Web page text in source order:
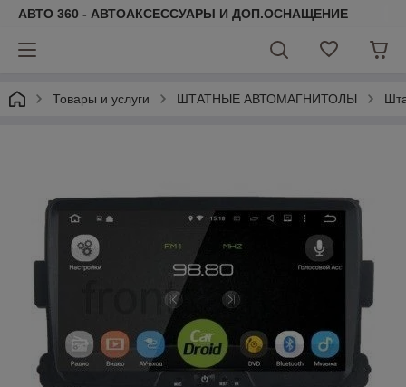
АВТО 360 - АВТОАКСЕССУАРЫ И ДОП.ОСНАЩЕНИЕ
Товары и услуги ШТАТНЫЕ АВТОМАГНИТОЛЫ